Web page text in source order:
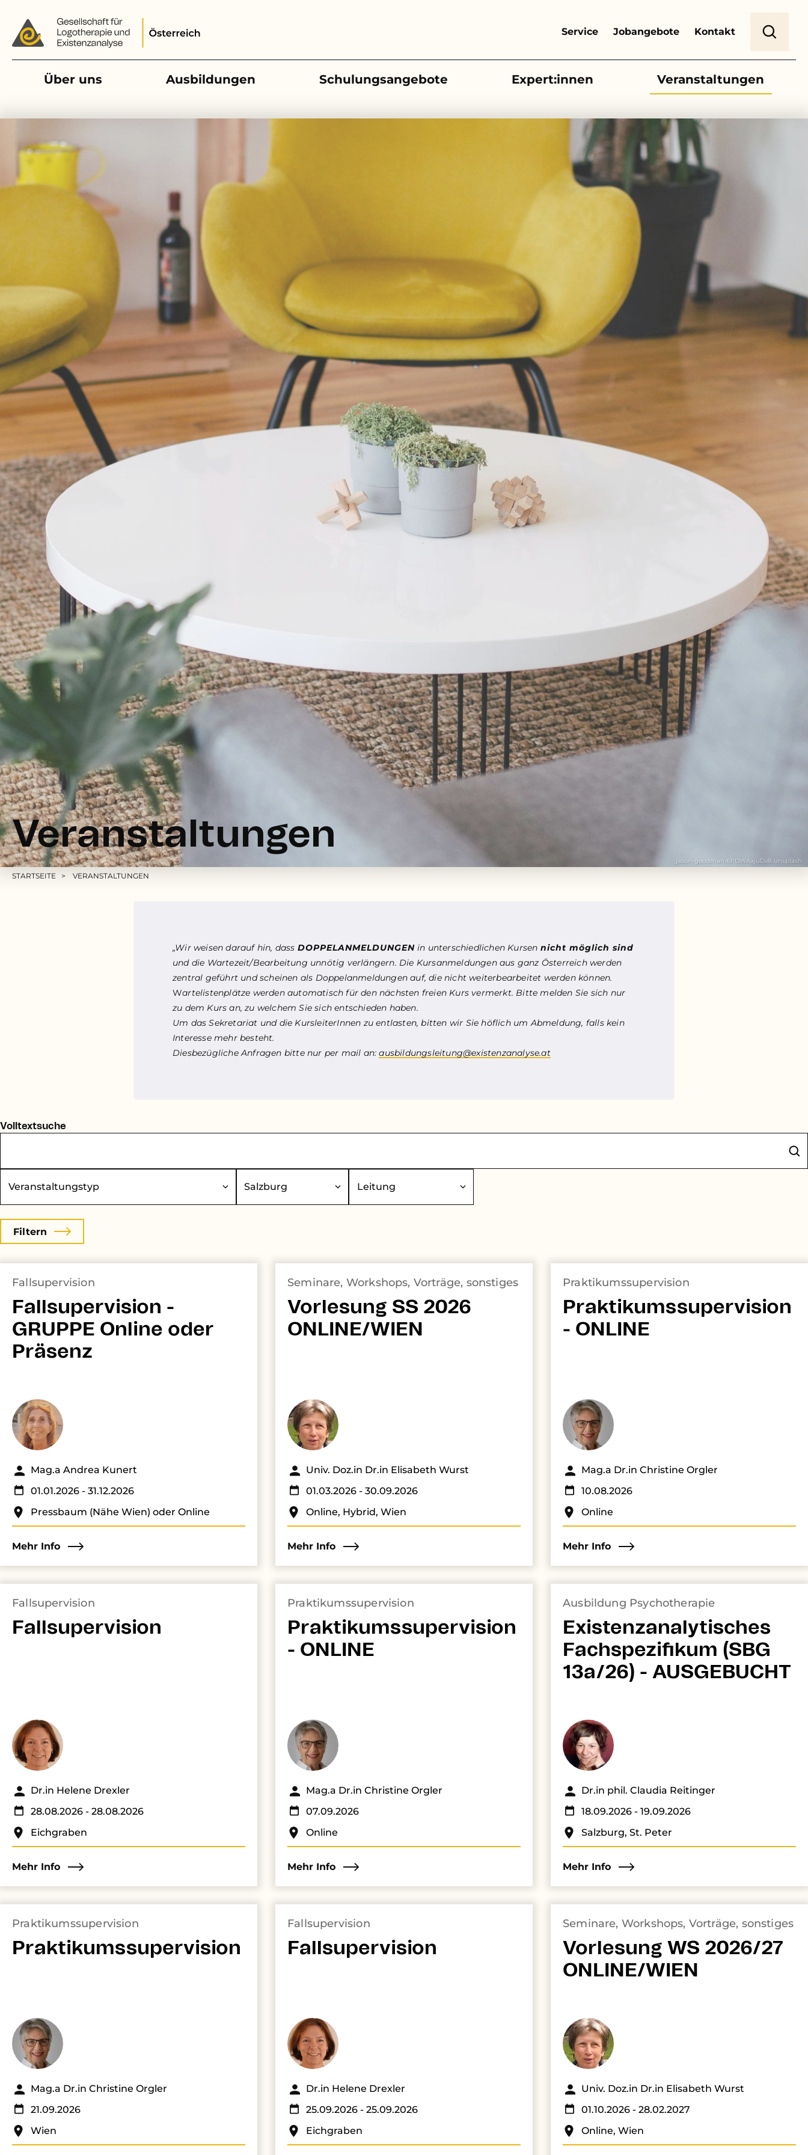
Service Jobangebote Kontakt
Über uns Ausbildungen Schulungsangebote Expert:innen Veranstaltungen
jason-goodman-6hDWAajuDv8-unsplash
Veranstaltungen
STARTSEITE VERANSTALTUNGEN
„Wir weisen darauf hin, dass DOPPELANMELDUNGENin unterschiedlichen Kursen nicht möglich sind
und die Wartezeit/Bearbeitung unnötig verlängern. Die Kursanmeldungen aus ganz Österreich werden
zentral geführt und scheinen als Doppelanmeldungen auf, die nicht weiterbearbeitet werden können.
Wartelistenplätze werden automatisch für den nächsten freien Kurs vermerkt. Bitte melden Sie sich nur
zu dem Kurs an, zu welchem Sie sich entschieden haben.
Um das Sekretariat und die KursleiterInnen zu entlasten, bitten wir Sie höflich um Abmeldung, falls kein
Interesse mehr besteht.
Diesbezügliche Anfragen bitte nur per mail an:ausbildungsleitung@existenzanalyse.at
Volltextsuche
Fallsupervision
Fallsupervision -
GRUPPE Online oder
Präsenz
Mag.a Andrea Kunert
01.01.2026 - 31.12.2026
Pressbaum (Nähe Wien) oder Online
Mehr Info
Seminare, Workshops, Vorträge, sonstiges
Vorlesung SS 2026
ONLINE/WIEN
Univ. Doz.in Dr.in Elisabeth Wurst
01.03.2026 - 30.09.2026
Online, Hybrid, Wien
Mehr Info
Praktikumssupervision
Praktikumssupervision
- ONLINE
Mag.a Dr.in Christine Orgler
10.08.2026
Online
Mehr Info
Fallsupervision
Fallsupervision
Dr.in Helene Drexler
28.08.2026 - 28.08.2026
Eichgraben
Mehr Info
Praktikumssupervision
Praktikumssupervision
- ONLINE
Mag.a Dr.in Christine Orgler
07.09.2026
Online
Mehr Info
Ausbildung Psychotherapie
Existenzanalytisches
Fachspezifikum (SBG
13a/26) - AUSGEBUCHT
Dr.in phil. Claudia Reitinger
18.09.2026 - 19.09.2026
Salzburg, St. Peter
Mehr Info
Praktikumssupervision
Praktikumssupervision
Mag.a Dr.in Christine Orgler
21.09.2026
Wien
Fallsupervision
Fallsupervision
Dr.in Helene Drexler
25.09.2026 - 25.09.2026
Eichgraben
Seminare, Workshops, Vorträge, sonstiges
Vorlesung WS 2026/27
ONLINE/WIEN
Univ. Doz.in Dr.in Elisabeth Wurst
01.10.2026 - 28.02.2027
Online, Wien